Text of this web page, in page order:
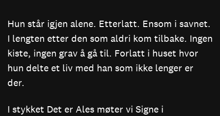
Hun står igjen alene. Etterlatt. Ensom i savnet.
I lengten etter den som aldri kom tilbake. Ingen
kiste, ingen grav å gå til. Forlatt i huset hvor
hun delte et liv med han som ikke lenger er
der.
I stykket Det er Ales møter vi Signe i